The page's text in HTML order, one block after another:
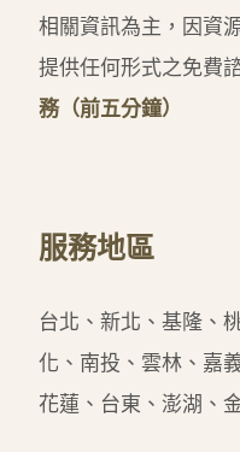
相關資訊為主，因資
提供任何形式之免費
務（前五分鐘）
服務地區
台北、新北、基隆、
化、南投、雲林、嘉
花蓮、台東、澎湖、